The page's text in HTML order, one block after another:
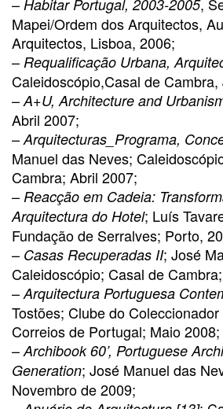
Habitar Portugal, 2003-2005
Mapei/Ordem dos Arquitectos,
Arquitectos, Lisboa, 2006;
– Requalificação Urbana,
Caleidoscópio,Casal de
– A+U, Architecture and
Abril 2007;
– Arquitecturas_Programa,
Manuel das Neves;
Cambra; Abril 2007;
– Reacção em Cadeia:
Arquitectura do Hotel; Luís
Fundação de Serralves; Porto,
– Casas Recuperadas II; José
Caleidoscópio; Casal de
– Arquitectura Portuguesa
Tostões; Clube do
Correios de Portugal; Maio 2008;
– Archibook 60’, Portuguese
Generation; José Manuel das
Novembro de 2009;